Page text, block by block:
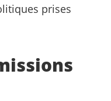
prises